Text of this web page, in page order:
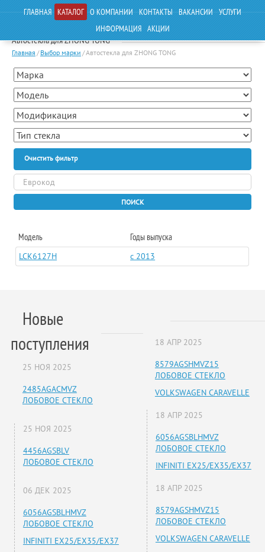
ГЛАВНАЯ КАТАЛОГ О КОМПАНИИ КОНТАКТЫ ВАКАНСИИ УСЛУГИ
ИНФОРМАЦИЯ АКЦИИ
Автостекла для ZHONG TONG
Главная / Выбор марки /Автостекла для ZHONG TONG
Очистить фильтр
ПОИСК
Модель Годы выпуска
LCK6127H c 2013
Новые
поступления
25 НОЯ 2025
2485AGACMVZ
ЛОБОВОЕ СТЕКЛО
25 НОЯ 2025
4456AGSBLV
ЛОБОВОЕ СТЕКЛО
06 ДЕК 2025
6056AGSBLHMVZ
ЛОБОВОЕ СТЕКЛО
INFINITI EX25/EX35/EX37
18 АПР 2025
8579AGSHMVZ15
ЛОБОВОЕ СТЕКЛО
VOLKSWAGEN CARAVELLE
18 АПР 2025
6056AGSBLHMVZ
ЛОБОВОЕ СТЕКЛО
INFINITI EX25/EX35/EX37
18 АПР 2025
8579AGSHMVZ15
ЛОБОВОЕ СТЕКЛО
VOLKSWAGEN CARAVELLE